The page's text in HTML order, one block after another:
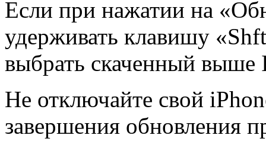
Если при нажатии на
удерживать клавишу
выбрать скаченный
Не отключайте свой
завершения обновления